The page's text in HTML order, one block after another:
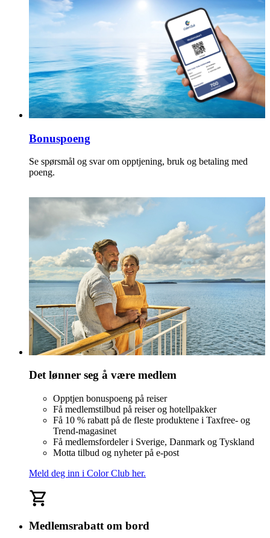
Bonuspoeng
Se spørsmål og svar om opptjening, bruk og betaling med
poeng.
Det lønner seg å være medlem
Opptjen bonuspoeng på reiser
Få medlemstilbud på reiser og hotellpakker
Få 10 % rabatt på de fleste produktene i Taxfree- og
Trend-magasinet
Få medlemsfordeler i Sverige, Danmark og Tyskland
Motta tilbud og nyheter på e-post
Meld deg inn i Color Club her.
Medlemsrabatt om bord